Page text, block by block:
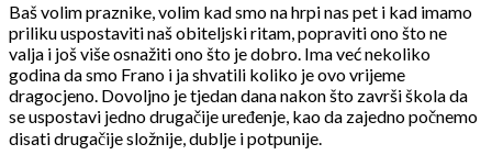
Baš volim praznike, volim kad smo na hrpi nas pet i kad imamo
priliku uspostaviti naš obiteljski ritam, popraviti ono što ne
valja i još više osnažiti ono što je dobro. Ima već nekoliko
godina da smo Frano i ja shvatili koliko je ovo vrijeme
dragocjeno. Dovoljno je tjedan dana nakon što završi škola da
se uspostavi jedno drugačije uređenje, kao da zajedno počnemo
disati drugačije složnije, dublje i potpunije.